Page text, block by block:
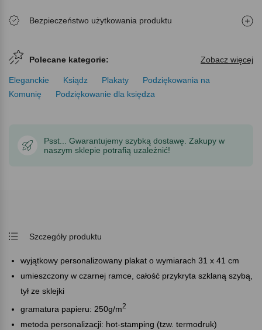
Bezpieczeństwo użytkowania produktu
Polecane kategorie: Zobacz więcej
Eleganckie Ksiądz Plakaty
Podziękowania na
Komunię
Podziękowanie dla księdza
Psst... Gwarantujemy szybką dostawę. Zakupy w
naszym sklepie potrafią uzależnić!
Szczegóły produktu
wyjątkowy personalizowany plakat o wymiarach 31 x 41 cm
umieszczony w czarnej ramce, całość przykryta szklaną szybą,
tył ze sklejki
gramatura papieru: 250g/m2
metoda personalizacji: hot-stamping (tzw. termodruk)